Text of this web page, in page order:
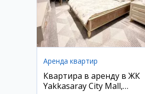
Аренда квартир
Квартира в аренду в ЖК
Yakkasaray City Mall,